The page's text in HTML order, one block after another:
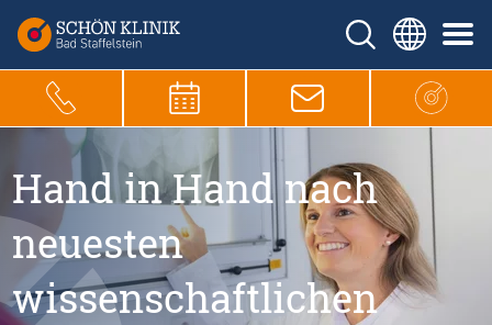
Hand in Hand nach
neuesten
wissenschaftlichen